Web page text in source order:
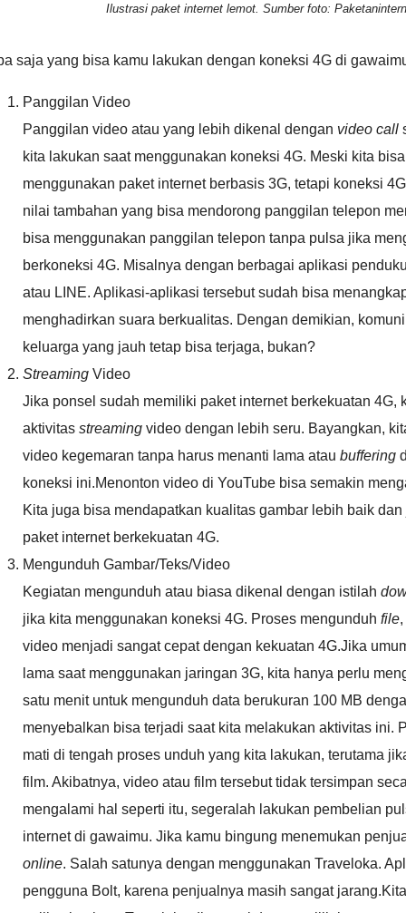
Ilustrasi paket internet lemot. Sumber foto:
saja yang bisa kamu lakukan dengan koneksi 4G di
Panggilan Video
Panggilan video atau yang lebih dikenal dengan video call
kita lakukan saat menggunakan koneksi 4G. Meski kita
menggunakan paket internet berbasis 3G, tetapi koneksi
nilai tambahan yang bisa mendorong panggilan telepon
bisa menggunakan panggilan telepon tanpa pulsa jika
berkoneksi 4G. Misalnya dengan berbagai aplikasi
atau LINE. Aplikasi-aplikasi tersebut sudah bisa
menghadirkan suara berkualitas. Dengan demikian,
keluarga yang jauh tetap bisa terjaga, bukan?
Streaming Video
Jika ponsel sudah memiliki paket internet berkekuatan 4G,
aktivitas streaming video dengan lebih seru. Bayangkan,
video kegemaran tanpa harus menanti lama atau buffering
koneksi ini.Menonton video di YouTube bisa semakin
Kita juga bisa mendapatkan kualitas gambar lebih baik
paket internet berkekuatan 4G.
Mengunduh Gambar/Teks/Video
Kegiatan mengunduh atau biasa dikenal dengan istilah
jika kita menggunakan koneksi 4G. Proses mengunduh file
video menjadi sangat cepat dengan kekuatan 4G.Jika
lama saat menggunakan jaringan 3G, kita hanya perlu
satu menit untuk mengunduh data berukuran 100 MB
menyebalkan bisa terjadi saat kita melakukan aktivitas ini.
mati di tengah proses unduh yang kita lakukan, terutama
film. Akibatnya, video atau film tersebut tidak tersimpan
mengalami hal seperti itu, segeralah lakukan pembelian
internet di gawaimu. Jika kamu bingung menemukan
online. Salah satunya dengan menggunakan Traveloka.
pengguna Bolt, karena penjualnya masih sangat